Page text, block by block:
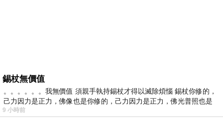
錫杖無價值
。。。。。。我無價值 須親手執持錫杖才得以滅除煩惱 錫杖你修的，
己力因力是正力，佛像也是你修的，己力因力是正力，佛光普照也是
9 小時前